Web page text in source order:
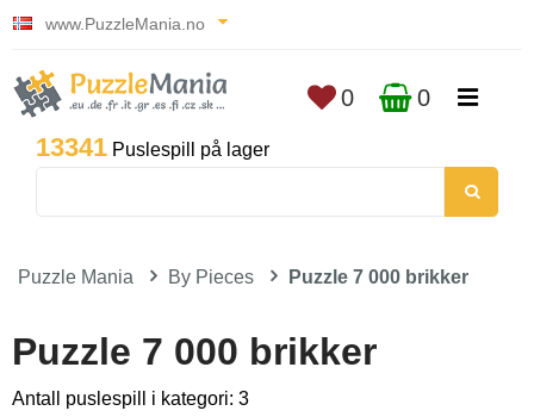
www.PuzzleMania.no
13341 Puslespill på lager
0 0
Puzzle Mania By Pieces Puzzle 7 000 brikker
Puzzle 7 000 brikker
Antall puslespill i kategori: 3